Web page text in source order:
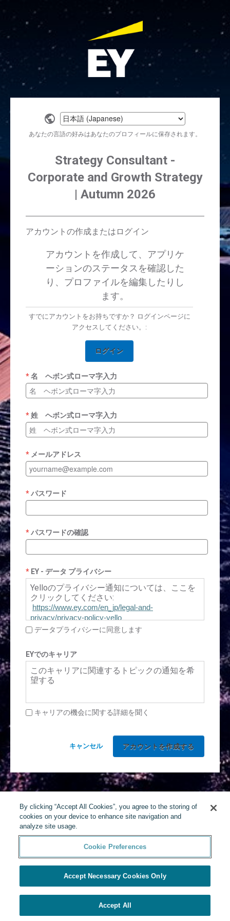
Select
a
language
あなたの言語の好みはあなたのプロフィールに保存されます。
Strategy Consultant -
Corporate and Growth Strategy
| Autumn 2026
アカウントの作成またはログイン
アカウントを作成して、アプリケ
ーションのステータスを確認した
り、プロファイルを編集したりし
ます。
すでにアカウントをお持ちですか？ ログインページに
アクセスしてください。:
ログイン
名 ヘボン式ローマ字入力
姓 ヘボン式ローマ字入力
メールアドレス
パスワード
パスワードの確認
EY - データ プライバシー
Yelloのプライバシー通知については、ここを
クリックしてください:
https://www.ey.com/en_jp/legal-and-
privacy/privacy-policy-yello
データプライバシーに同意します
EYでのキャリア
このキャリアに関連するトピックの通知を希
望する
キャリアの機会に関する詳細を聞く
キャンセル
By clicking “Accept All Cookies”, you agree to the storing of
cookies on your device to enhance site navigation and
analyze site usage.
Cookie Preferences
Accept Necessary Cookies Only
Accept All